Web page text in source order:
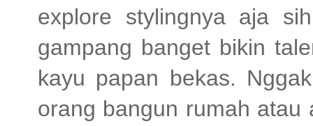
explore stylingnya aja
gampang banget bikin
kayu papan bekas.
orang bangun rumah atau